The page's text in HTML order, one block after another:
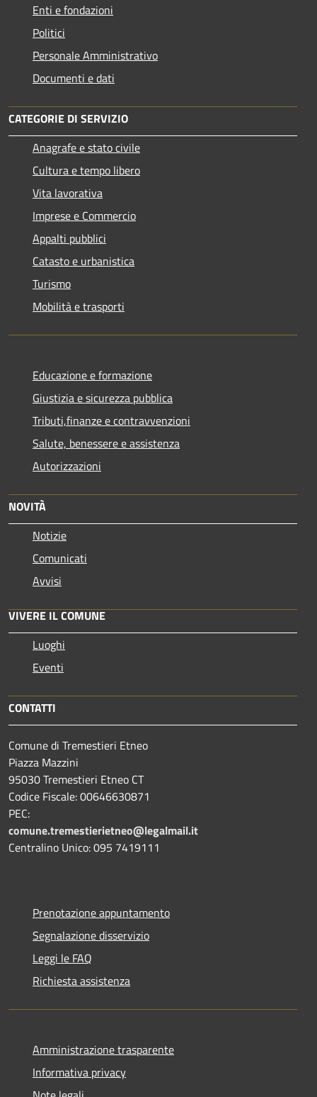
Enti e fondazioni
Politici
Personale Amministrativo
Documenti e dati
CATEGORIE DI SERVIZIO
Anagrafe e stato civile
Cultura e tempo libero
Vita lavorativa
Imprese e Commercio
Appalti pubblici
Catasto e urbanistica
Turismo
Mobilità e trasporti
Educazione e formazione
Giustizia e sicurezza pubblica
Tributi,finanze e contravvenzioni
Salute, benessere e assistenza
Autorizzazioni
NOVITÀ
Notizie
Comunicati
Avvisi
VIVERE IL COMUNE
Luoghi
Eventi
CONTATTI
Comune di Tremestieri Etneo
Piazza Mazzini
95030 Tremestieri Etneo CT
Codice Fiscale: 00646630871
PEC:
comune.tremestierietneo@legalmail.it
Centralino Unico: 095 7419111
Prenotazione appuntamento
Segnalazione disservizio
Leggi le FAQ
Richiesta assistenza
Amministrazione trasparente
Informativa privacy